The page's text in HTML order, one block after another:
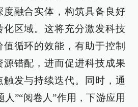
度融合实体，构筑具备良好
区域。这将充分激发科技
循环的效能，有助于控制
错配，进而促进科技成果
发与持续迭代。同时，通
人”“阅卷人”作用，下游应用